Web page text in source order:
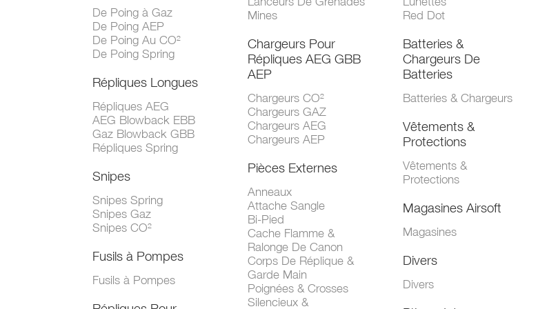
De Poing à Gaz
De Poing AEP
De Poing Au CO²
De Poing Spring
Répliques Longues
Répliques AEG
AEG Blowback EBB
Gaz Blowback GBB
Répliques Spring
Snipes
Snipes Spring
Snipes Gaz
Snipes CO²
Fusils à Pompes
Fusils à Pompes
Mines
Chargeurs Pour
Répliques AEG GBB
AEP
Chargeurs CO²
Chargeurs GAZ
Chargeurs AEG
Chargeurs AEP
Pièces Externes
Anneaux
Attache Sangle
Bi-Pied
Cache Flamme &
Ralonge De Canon
Corps De Réplique &
Garde Main
Poignées & Crosses
Silencieux &
Red Dot
Batteries &
Chargeurs De
Batteries
Batteries & Chargeurs
Vêtements &
Protections
Vêtements &
Protections
Magasines Airsoft
Magasines
Divers
Divers